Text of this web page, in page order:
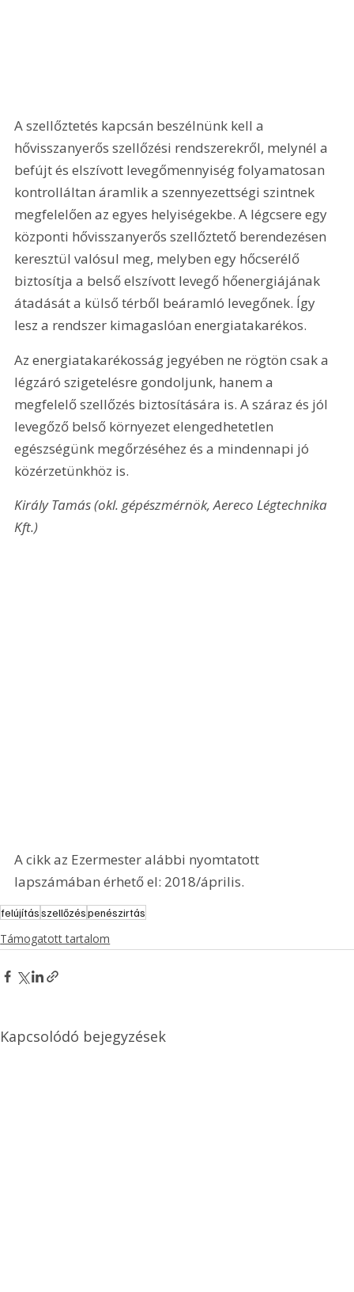
A szellőztetés kapcsán beszélnünk kell a
hővisszanyerős szellőzési rendszerekről, melynél a
befújt és elszívott levegőmennyiség folyamatosan
kontrolláltan áramlik a szennyezettségi szintnek
megfelelően az egyes helyiségekbe. A légcsere egy
központi hővisszanyerős szellőztető berendezésen
keresztül valósul meg, melyben egy hőcserélő
biztosítja a belső elszívott levegő hőenergiájának
átadását a külső térből beáramló levegőnek. Így
lesz a rendszer kimagaslóan energiatakarékos.
Az energiatakarékosság jegyében ne rögtön csak a
légzáró szigetelésre gondoljunk, hanem a
megfelelő szellőzés biztosítására is. A száraz és jól
levegőző belső környezet elengedhetetlen
egészségünk megőrzéséhez és a mindennapi jó
közérzetünkhöz is.
Király Tamás (okl. gépészmérnök, Aereco Légtechnika
Kft.)
A cikk az Ezermester alábbi nyomtatott
lapszámában érhető el: 2018/április.
felújításszellőzéspenészirtás
Támogatott tartalom
Kapcsolódó bejegyzések